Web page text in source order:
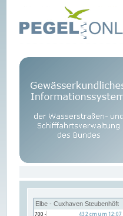
Elbe - Cuxhaven Steubenhöft